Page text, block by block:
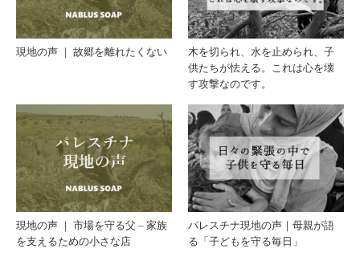
に生
きる
とい
うこ
と
現地の声 ｜ 故郷を離れたくない
木を切られ、水を止められ、子
供たちが怯える。これは心を壊
す攻撃なのです。
現地の声 ｜ 市場を守る父 – 家族
を支えるための小さな店
パレスチナ現地の声｜母親が語
る「子どもを守る毎日」